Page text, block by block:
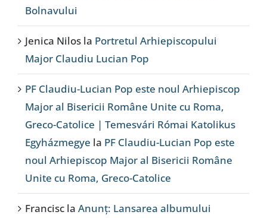
Bolnavului
Jenica Nilos la Portretul Arhiepiscopului
Major Claudiu Lucian Pop
PF Claudiu-Lucian Pop este noul Arhiepiscop
Major al Bisericii Române Unite cu Roma,
Greco-Catolice | Temesvári Római Katolikus
Egyházmegye la PF Claudiu-Lucian Pop este
noul Arhiepiscop Major al Bisericii Române
Unite cu Roma, Greco-Catolice
Francisc la Anunț: Lansarea albumului